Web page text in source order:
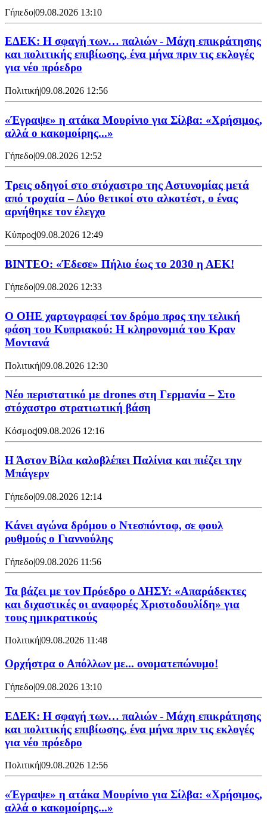
Γήπεδο|09.08.2026 13:10
ΕΔΕΚ: Η σφαγή των… παλιών - Μάχη επικράτησης
και πολιτικής επιβίωσης, ένα μήνα πριν τις εκλογές
για νέο πρόεδρο
Πολιτική|09.08.2026 12:56
«Έγραψε» η ατάκα Μουρίνιο για Σίλβα: «Χρήσιμος,
αλλά ο κακομοίρης...»
Γήπεδο|09.08.2026 12:52
Τρεις οδηγοί στο στόχαστρο της Αστυνομίας μετά
από τροχαία – Δύο θετικοί στο αλκοτέστ, ο ένας
αρνήθηκε τον έλεγχο
Κύπρος|09.08.2026 12:49
ΒΙΝΤΕΟ: «Έδεσε» Πήλιο έως το 2030 η ΑΕΚ!
Γήπεδο|09.08.2026 12:33
Ο ΟΗΕ χαρτογραφεί τον δρόμο προς την τελική
φάση του Κυπριακού: Η κληρονομιά του Κραν
Μοντανά
Πολιτική|09.08.2026 12:30
Νέο περιστατικό με drones στη Γερμανία – Στο
στόχαστρο στρατιωτική βάση
Κόσμος|09.08.2026 12:16
Η Άστον Βίλα καλοβλέπει Παλίνια και πιέζει την
Μπάγερν
Γήπεδο|09.08.2026 12:14
Kάνει αγώνα δρόμου ο Ντεσπόντοφ, σε φουλ
ρυθμούς ο Γιαννούλης
Γήπεδο|09.08.2026 11:56
Τα βάζει με τον Πρόεδρο ο ΔΗΣΥ: «Απαράδεκτες
και διχαστικές οι αναφορές Χριστοδουλίδη» για
τους ημικρατικούς
Πολιτική|09.08.2026 11:48
Ορχήστρα o Aπόλλων με... ονοματεπώνυμο!
Γήπεδο|09.08.2026 13:10
ΕΔΕΚ: Η σφαγή των… παλιών - Μάχη επικράτησης
και πολιτικής επιβίωσης, ένα μήνα πριν τις εκλογές
για νέο πρόεδρο
Πολιτική|09.08.2026 12:56
«Έγραψε» η ατάκα Μουρίνιο για Σίλβα: «Χρήσιμος,
αλλά ο κακομοίρης...»